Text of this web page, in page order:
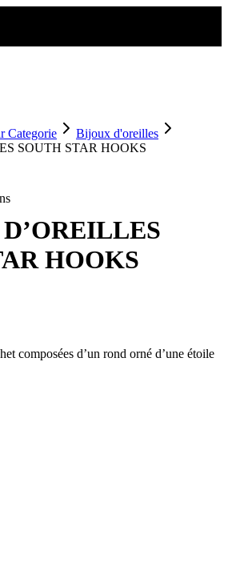
Categorie
Bijoux d'oreilles
SOUTH STAR HOOKS
HOOKS
composées d’un rond orné d’une étoile